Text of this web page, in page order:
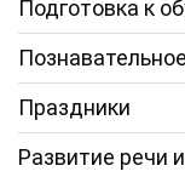
Подготовка к
Праздники
Развитие речи